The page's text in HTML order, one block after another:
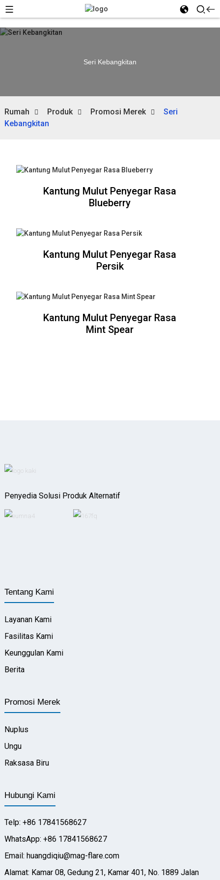
Seri Kebangkitan
Rumah Produk Promosi Merek
Seri
Kebangkitan
Kantung Mulut Penyegar Rasa
Blueberry
Kantung Mulut Penyegar Rasa
Persik
Kantung Mulut Penyegar Rasa
Mint Spear
Penyedia Solusi Produk Alternatif
Tentang Kami
Layanan Kami
Fasilitas Kami
Keunggulan Kami
Berita
Promosi Merek
Nuplus
Ungu
Raksasa Biru
Hubungi Kami
Telp: +86 17841568627
WhatsApp: +86 17841568627
Email: huangdiqiu@mag-flare.com
Alamat: Kamar 08, Gedung 21, Kamar 401, No. 1889 Jalan